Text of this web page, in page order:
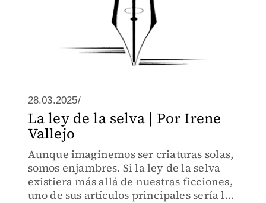
28.03.2025/
La ley de la selva | Por Irene
Vallejo
Aunque imaginemos ser criaturas solas,
somos enjambres. Si la ley de la selva
existiera más allá de nuestras ficciones,
uno de sus artículos principales sería la